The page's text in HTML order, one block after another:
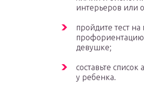
интерьеров или
пройдите тест
профориентацию
девушке;
составьте
у ребенка.